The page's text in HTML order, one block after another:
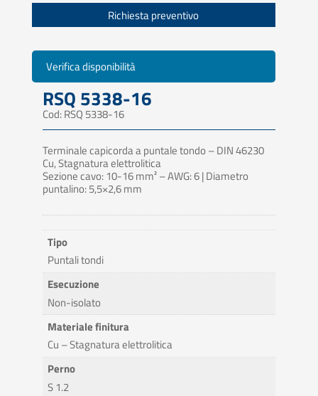
Richiesta preventivo
Verifica disponibilità
RSQ 5338-16
Cod: RSQ 5338-16
Terminale capicorda a puntale tondo – DIN 46230
Cu, Stagnatura elettrolitica
Sezione cavo: 10-16 mm² – AWG: 6 | Diametro
puntalino: 5,5×2,6 mm
Tipo
Puntali tondi
Esecuzione
Non-isolato
Materiale finitura
Cu – Stagnatura elettrolitica
Perno
S 1.2